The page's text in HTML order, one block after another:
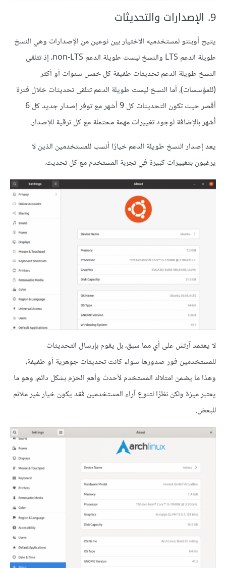
9. الإصدارات والتحديثات
يتيح أوبنتو لمستخدميه الاختيار بين نوعين من الإصدارات وهي النسخ
طويلة الدعم LTS والنسخ ليست طويلة الدعم non-LTS، إذ تتلقى
النسخ طويلة الدعم تحديثات طفيفة كل خمس سنوات أو أكثر
(للمؤسسات)، أما النسخ ليست طويلة الدعم تتلقى تحديثات خلال فترة
أقصر حيث تكون التحديثات كل 9 أشهر مع توفر إصدار جديد كل 6
أشهر بالإضافة لوجود تغييرات مهمة محتملة مع كل ترقية للإصدار.
يعد إصدار النسخ طويلة الدعم خيارًا أنسب للمستخدمين الذين لا
يرغبون بتغييرات كبيرة في تجربة المستخدم مع كل تحديث.
لا يعتمد آرتش على أي مما سبق، بل يقوم بإرسال التحديثات
للمستخدمين فور صدورها سواء كانت تحديثات جوهرية أو طفيفة،
وهذا ما يضمن امتلاك المستخدم لأحدث وأهم الحزم بشكل دائم، وهو ما
يعتبر ميزة ولكن نظرًا لتنوع آراء المستخدمين فقد يكون خيار غير ملائم
للبعض.